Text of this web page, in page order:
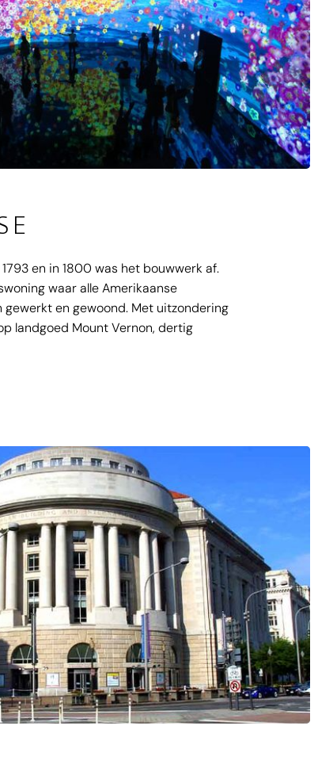
en in 1800 was het bouwwerk af.
waar alle Amerikaanse
en gewoond. Met uitzondering
landgoed Mount Vernon, dertig